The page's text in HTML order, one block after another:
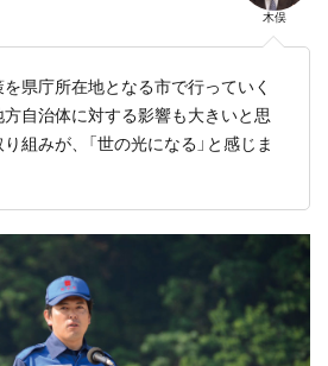
木俣
県庁所在地となる市で行っていく
自治体に対する影響も大きいと思
組みが、「世の光になる」と感じま